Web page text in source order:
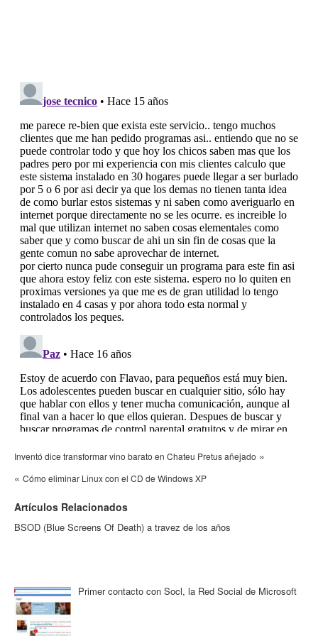
Inventó dice transformar vino barato en Chateu Pretus añejado »
« Cómo eliminar Linux con el CD de Windows XP
Artículos Relacionados
BSOD (Blue Screens Of Death) a travez de los años
Primer contacto con Socl, la Red Social de Microsoft